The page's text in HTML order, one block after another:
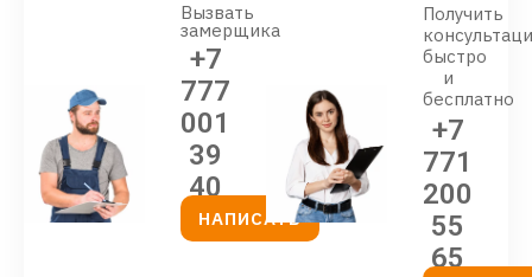
Вызвать
замерщика
+7
777
001
39
40
НАПИСАТЬ
Получить
быстро
и
бесплатно
+7
771
200
55
65